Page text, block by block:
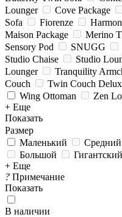
Lounger
Cove Package
Sofa
Fiorenze
Maison Package
Merino
Sensory Pod
SNUGG
Studio Chaise
Studio
Lounger
Tranquility
Couch
Twin Couch
Wing Ottoman
Zen
+ Еще
Показать
Размер
Маленький
Средний
Большой
Гигантский
+ Еще
? Примечание
Показать
В наличии